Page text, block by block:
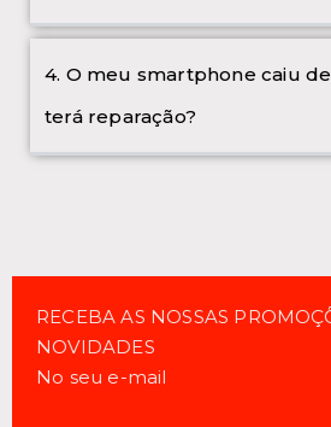
4. O meu smartphone caiu
terá reparação?
RECEBA AS NOSSAS
NOVIDADES
No seu e-mail